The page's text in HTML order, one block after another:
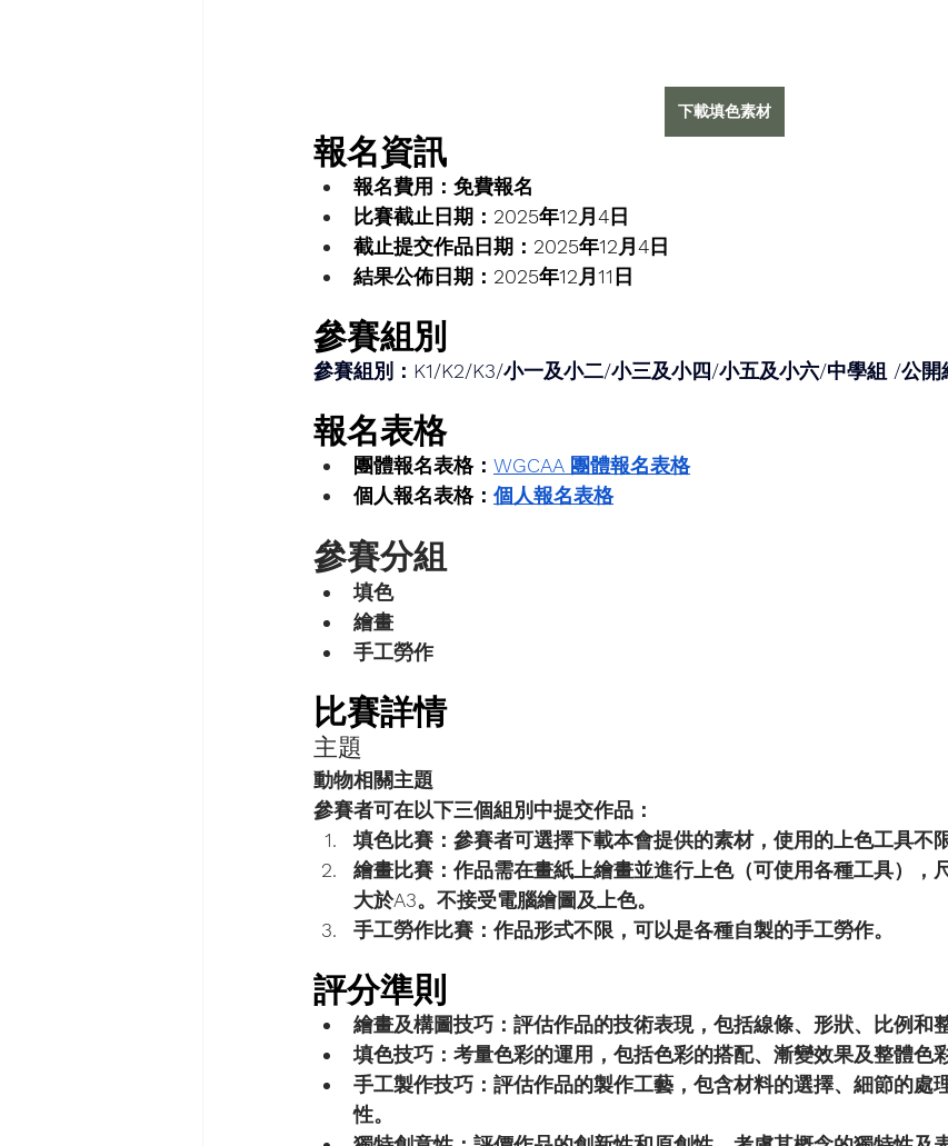
下載填色素材
報名資訊
報名費用：免費報名
比賽截止日期：2025年12月4日
截止提交作品日期：2025年12月4日
結果公佈日期：2025年12月11日
參賽組別
參賽組別：K1/K2/K3/小一及小二/小三及小四/小五及小六/中學組 /公開
報名表格
團體報名表格： WGCAA 團體報名表格
個人報名表格： 個人報名表格
參賽分組
填色
繪畫
手工勞作
比賽詳情
主題
動物相關主題
參賽者可在以下三個組別中提交作品：
填色比賽 ：參賽者可選擇下載本會提供的素材，使用的上色工具不限
繪畫比賽 ：作品需在畫紙上繪畫並進行上色（可使用各種工具），
大於A3。不接受電腦繪圖及上色。
手工勞作比賽 ：作品形式不限，可以是各種自製的手工勞作。
評分準則
繪畫及構圖技巧 ：評估作品的技術表現，包括線條、形狀、比例和
填色技巧 ：考量色彩的運用，包括色彩的搭配、漸變效果及整體色
手工製作技巧 ：評估作品的製作工藝，包含材料的選擇、細節的處
性。